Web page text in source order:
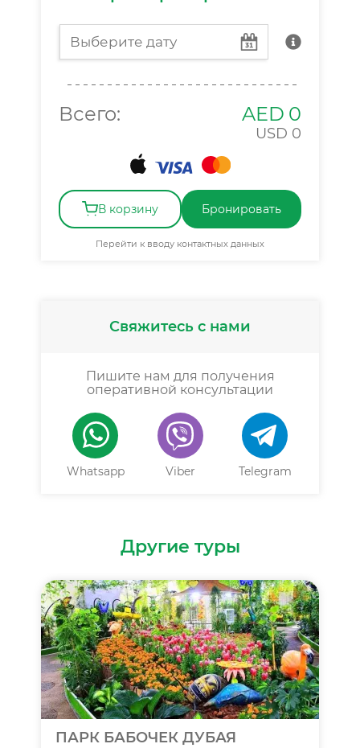
Всего: AED 0
USD 0
В корзину Бронировать
Перейти к вводу контактных данных
Свяжитесь с нами
Пишите нам для получения
оперативной консультации
Whatsapp Viber Telegram
Другие туры
ПАРК БАБОЧЕК ДУБАЯ